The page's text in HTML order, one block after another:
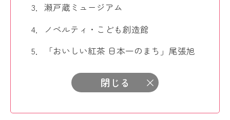
3．瀬戸蔵ミュージアム
4．ノベルティ・こども創造館
5．「おいしい紅茶 日本一のまち」尾張旭
閉じる